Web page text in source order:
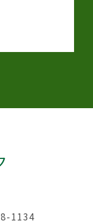
1134